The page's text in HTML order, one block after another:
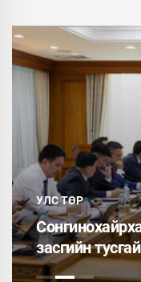
УЛС ТӨР
засгийн